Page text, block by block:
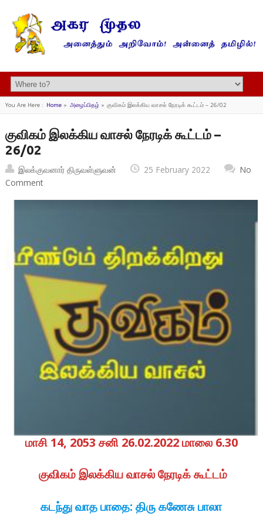
You Are Here : Home» அழைப்பிதழ் » குவிகம் இலக்கிய வாசல் நேரடிக் கூட்டம் – 26/02
குவிகம் இலக்கிய வாசல் நேரடிக் கூட்டம் –
26/02
இலக்குவனார் திருவள்ளுவன் 25 February 2022
No
Comment
மாசி 14, 2053 சனி 26.02.2022 மாலை 6.30
குவிகம் இலக்கிய வாசல் நேரடிக் கூட்டம்
கடந்து வாத பாதை: திரு கணேசு பாலா